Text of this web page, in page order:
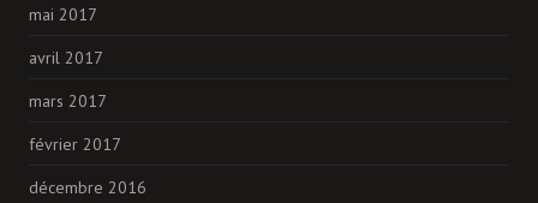
mai 2017
avril 2017
mars 2017
février 2017
décembre 2016